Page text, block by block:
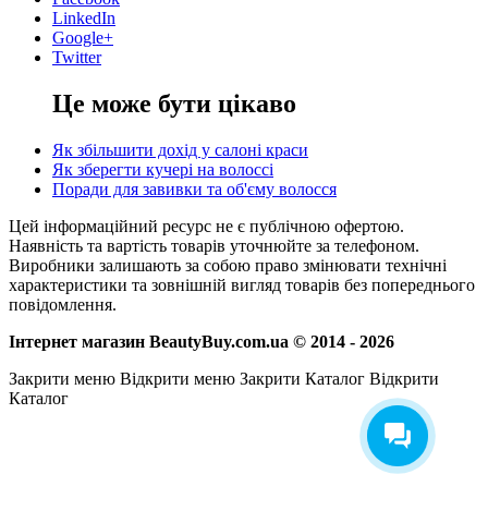
LinkedIn
Google+
Twitter
Це може бути цікаво
Як збільшити дохід у салоні краси
Як зберегти кучері на волоссі
Поради для завивки та об'єму волосся
Цей інформаційний ресурс не є публічною офертою.
Наявність та вартість товарів уточнюйте за телефоном.
Виробники залишають за собою право змінювати технічні
характеристики та зовнішній вигляд товарів без попереднього
повідомлення.
Інтернет магазин BeautyBuy.com.ua © 2014 - 2026
Закрити меню Відкрити меню Закрити Каталог Відкрити
Каталог